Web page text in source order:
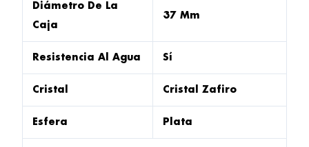
Diámetro De La
Caja
37 Mm
Resistencia Al Agua Sí
Cristal Cristal Zafiro
Esfera Plata